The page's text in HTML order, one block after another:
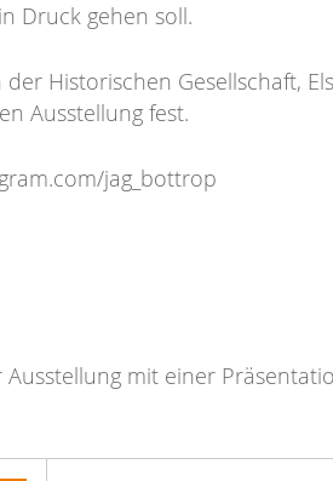
Druck gehen soll.
Historischen Gesellschaft,
Ausstellung fest.
jag_bottrop
mit einer